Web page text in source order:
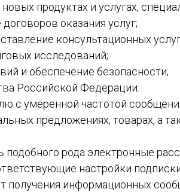
продуктах и услугах,
оказания услуг;
консультационных
исследований;
и обеспечение безопасности;
Российской Федерации.
с умеренной частотой
предложениях, товарах, а
подобного рода электронные
настройки
получения информационных